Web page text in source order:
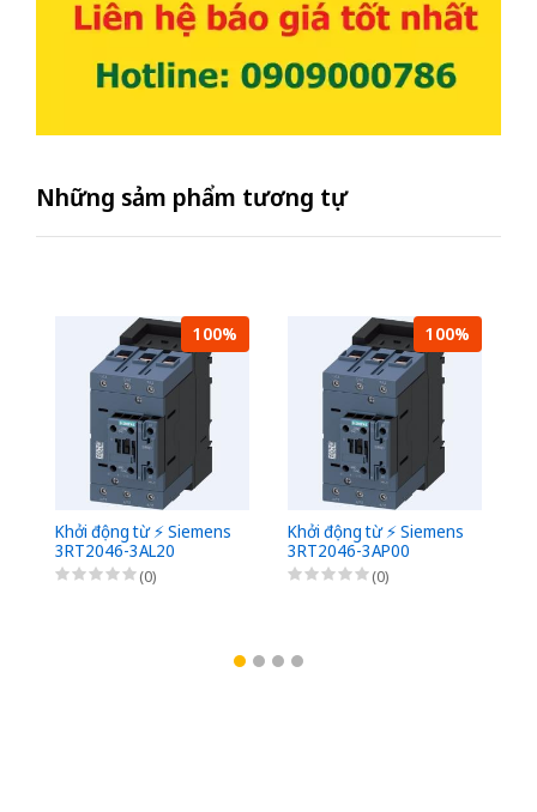
Những sảm phẩm tương tự
100%
Khởi động từ ⚡️ Siemens
3RT2046-3AL20
(0)
100%
Khởi động từ ⚡️ Siemens
3RT2046-3AP00
(0)